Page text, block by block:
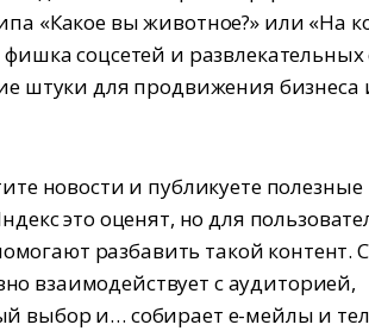
«Какое вы животное?» или «На
соцсетей и развлекательных
штуки для продвижения бизнеса
новости и публикуете полезные
это оценят, но для
разбавить такой контент.
взаимодействует с аудиторией,
выбор и… собирает е-мейлы и